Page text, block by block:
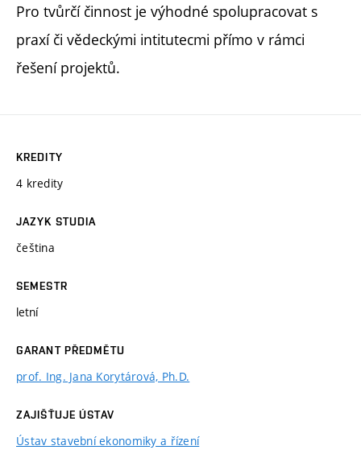
Pro tvůrčí činnost je výhodné spolupracovat s
praxí či vědeckými intitutecmi přímo v rámci
řešení projektů.
KREDITY
4 kredity
JAZYK STUDIA
čeština
SEMESTR
letní
GARANT PŘEDMĚTU
prof. Ing. Jana Korytárová, Ph.D.
ZAJIŠŤUJE ÚSTAV
Ústav stavební ekonomiky a řízení